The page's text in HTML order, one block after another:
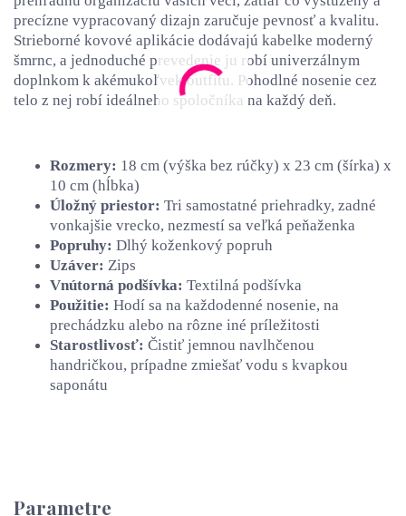
precízne vypracovaný dizajn zaručuje pevnosť a kvalitu.
Strieborné kovové aplikácie dodávajú kabelke moderný
šmrnc, a jednoduché prevedenie ju robí univerzálnym
doplnkom k akémukoľvek outfitu. Pohodlné nosenie cez
telo z nej robí ideálneho spoločníka na každý deň.
Rozmery: 18 cm (výška bez rúčky) x 23 cm (šírka) x
10 cm (hĺbka)
Úložný priestor: Tri samostatné priehradky, zadné
vonkajšie vrecko, nezmestí sa veľká peňaženka
Popruhy: Dlhý koženkový popruh
Uzáver: Zips
Vnútorná podšívka: Textilná podšívka
Použitie: Hodí sa na každodenné nosenie, na
prechádzku alebo na rôzne iné príležitosti
Starostlivosť: Čistiť jemnou navlhčenou
handričkou, prípadne zmiešať vodu s kvapkou
saponátu
Parametre